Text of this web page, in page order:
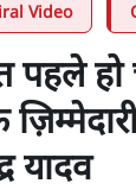
Video
पहले हो
यादव